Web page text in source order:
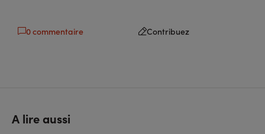
0 commentaire Contribuez
A lire aussi